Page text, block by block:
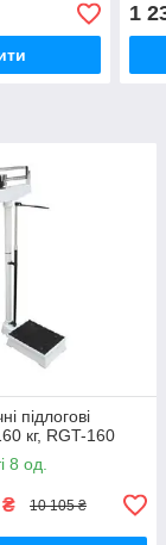
1
підлогові
кг, RGT-160
8 од.
₴ 10 105 ₴